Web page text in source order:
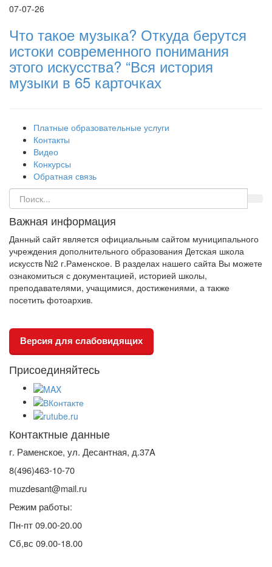
07-07-26
Что такое музыка? Откуда берутся
истоки современного понимания
этого искусства? “Вся история
музыки в 65 карточках
Платные образовательные услуги
Контакты
Видео
Конкурсы
Обратная связь
Важная информация
Данный сайт является официальным сайтом муниципального
учреждения дополнительного образования Детская школа
искусств №2 г.Раменское. В разделах нашего сайта Вы можете
ознакомиться с документацией, историей школы,
преподавателями, учащимися, достижениями, а также
посетить фотоархив.
Версия для слабовидящих
Присоединяйтесь
Контактные данные
г. Раменское, ул. Десантная, д.37A
8(496)463-10-70
muzdesant@mail.ru
Режим работы:
Пн-пт 09.00-20.00
Сб,вс 09.00-18.00